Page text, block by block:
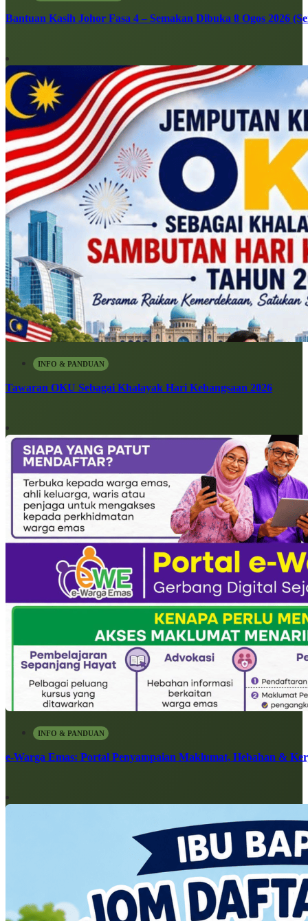
Bantuan Kasih Johor Fasa 4 – Semakan Dibuka 8 Ogos 2026
INFO & PANDUAN
Tawaran OKU Sebagai Khalayak Hari Kebangsaan 2026
INFO & PANDUAN
e-Warga Emas: Portal Penyampaian Maklumat, Hebahan &